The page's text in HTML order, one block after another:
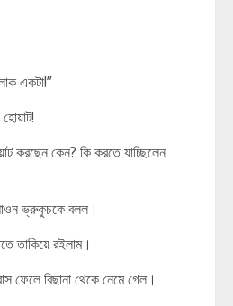
একটা!”
করছেন কেন? কি করতে যাচ্ছিলেন
ভ্রুকুচকে বলল।
তাকিয়ে রইলাম।
ফেলে বিছানা থেকে নেমে গেল।